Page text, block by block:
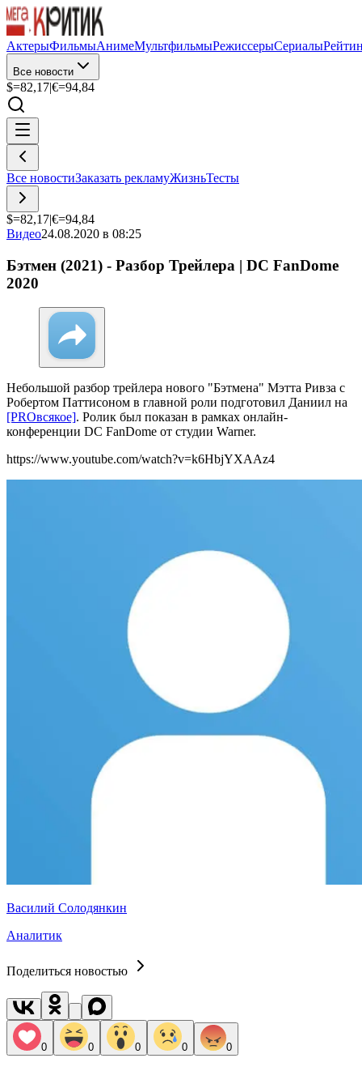
АктерыФильмыАнимеМультфильмыРежиссерыСериалы
Все новости
$=82,17|€=94,84
Все новостиЗаказать рекламуЖизньТесты
$=82,17|€=94,84
Видео24.08.2020 в 08:25
Бэтмен (2021) - Разбор Трейлера | DC FanDome
2020
Небольшой разбор трейлера нового "Бэтмена" Мэтта Ривза с
Робертом Паттисоном в главной роли подготовил Даниил на
[PROвсякое]. Ролик был показан в рамках онлайн-
конференции DC FanDome от студии Warner.
https://www.youtube.com/watch?v=k6HbjYXAAz4
Василий Солодянкин
Аналитик
Поделиться новостью
0 0 0 0 0